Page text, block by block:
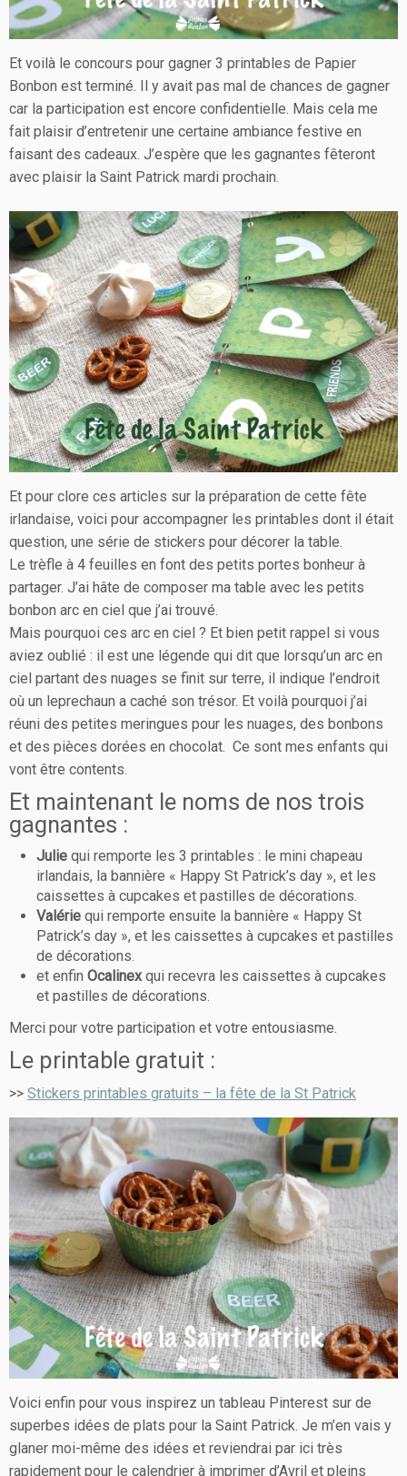
Et voilà le concours pour gagner 3 printables de Papier
Bonbon est terminé. Il y avait pas mal de chances de gagner
car la participation est encore confidentielle. Mais cela me
fait plaisir d’entretenir une certaine ambiance festive en
faisant des cadeaux. J’espère que les gagnantes fêteront
avec plaisir la Saint Patrick mardi prochain.
Et pour clore ces articles sur la préparation de cette fête
irlandaise, voici pour accompagner les printables dont il était
question, une série de stickers pour décorer la table.
Le trèfle à 4 feuilles en font des petits portes bonheur à
partager. J’ai hâte de composer ma table avec les petits
bonbon arc en ciel que j’ai trouvé.
Mais pourquoi ces arc en ciel ? Et bien petit rappel si vous
aviez oublié : il est une légende qui dit que lorsqu’un arc en
ciel partant des nuages se finit sur terre, il indique l’endroit
où un leprechaun a caché son trésor. Et voilà pourquoi j’ai
réuni des petites meringues pour les nuages, des bonbons
et des pièces dorées en chocolat. Ce sont mes enfants qui
vont être contents.
Et maintenant le noms de nos trois
gagnantes :
Julie qui remporte les 3 printables : le mini chapeau
irlandais, la bannière « Happy St Patrick’s day », et les
caissettes à cupcakes et pastilles de décorations.
Valérie qui remporte ensuite la bannière « Happy St
Patrick’s day », et les caissettes à cupcakes et pastilles
de décorations.
et enfin Ocalinexqui recevra les caissettes à cupcakes
et pastilles de décorations.
Merci pour votre participation et votre entousiasme.
Le printable gratuit :
>> Stickers printables gratuits – la fête de la St Patrick
Voici enfin pour vous inspirez un tableau Pinterest sur de
superbes idées de plats pour la Saint Patrick. Je m’en vais y
glaner moi-même des idées et reviendrai par ici très
rapidement pour le calendrier à imprimer d’Avril et pleins